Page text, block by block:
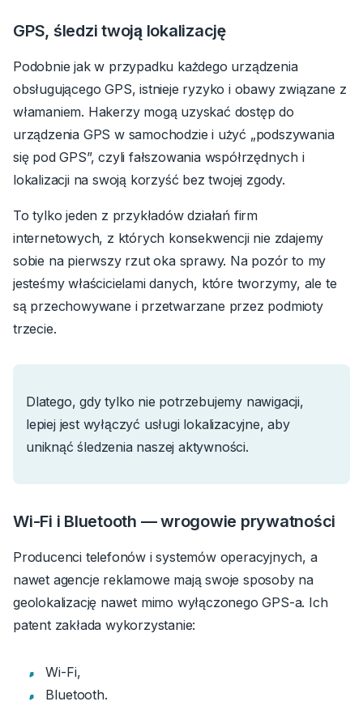
GPS, śledzi twoją lokalizację
Podobnie jak w przypadku każdego urządzenia
obsługującego GPS, istnieje ryzyko i obawy związane z
włamaniem. Hakerzy mogą uzyskać dostęp do
urządzenia GPS w samochodzie i użyć „podszywania
się pod GPS”, czyli fałszowania współrzędnych i
lokalizacji na swoją korzyść bez twojej zgody.
To tylko jeden z przykładów działań firm
internetowych, z których konsekwencji nie zdajemy
sobie na pierwszy rzut oka sprawy. Na pozór to my
jesteśmy właścicielami danych, które tworzymy, ale te
są przechowywane i przetwarzane przez podmioty
trzecie.
Dlatego, gdy tylko nie potrzebujemy nawigacji,
lepiej jest wyłączyć usługi lokalizacyjne, aby
uniknąć śledzenia naszej aktywności.
Wi-Fi i Bluetooth — wrogowie prywatności
Producenci telefonów i systemów operacyjnych, a
nawet agencje reklamowe mają swoje sposoby na
geolokalizację nawet mimo wyłączonego GPS-a. Ich
patent zakłada wykorzystanie:
Wi-Fi,
Bluetooth.